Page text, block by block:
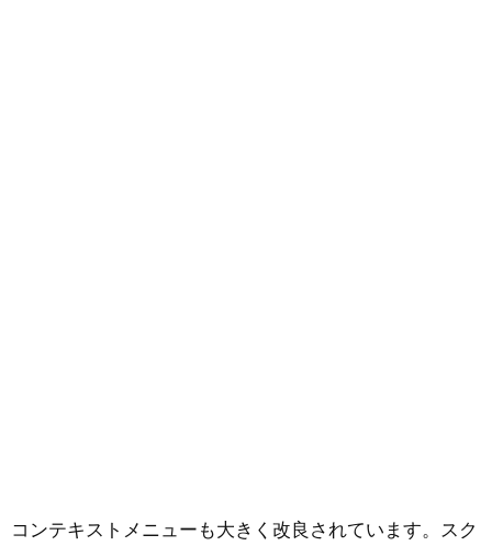
コンテキストメニューも大きく改良されています。スク